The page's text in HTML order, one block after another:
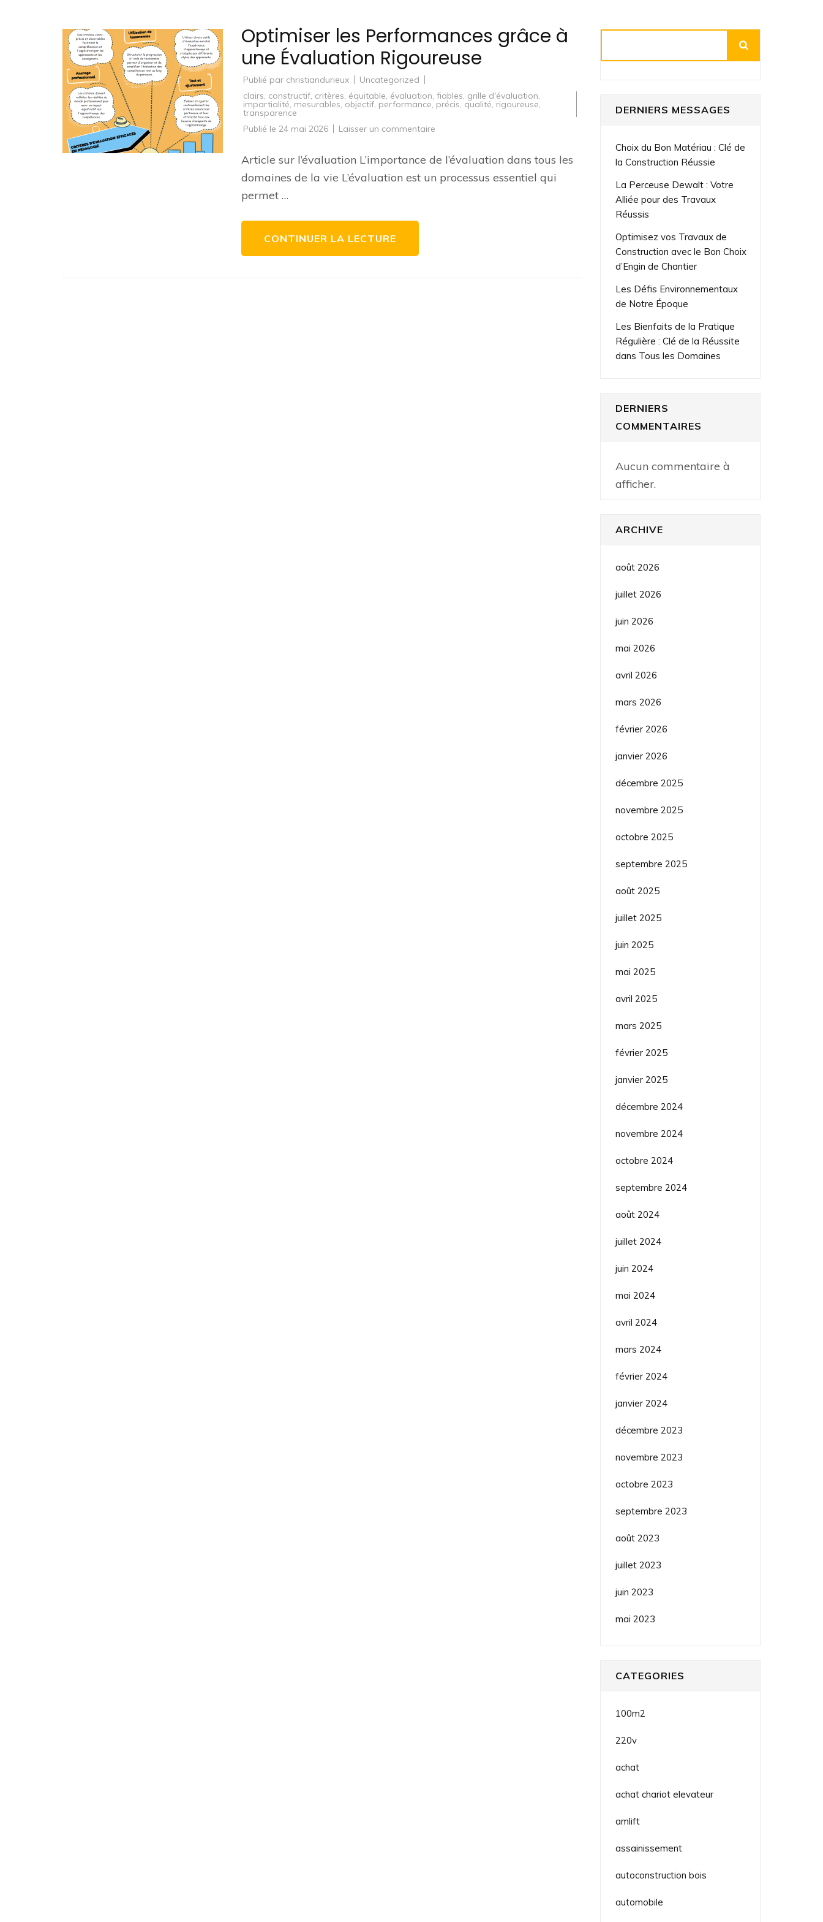
Optimiser les Performances grâce à
une Évaluation Rigoureuse
Publié par christiandurieux
Uncategorized
clairs, constructif, critères, équitable, évaluation, fiables, grille d'évaluation,
impartialité, mesurables, objectif, performance, précis, qualité, rigoureuse,
transparence
Publié le 24 mai 2026 Laisser un commentaire
Performances
grâce
une
Article sur l’évaluation L’importance de l’évaluation dans tous les
domaines de la vie L’évaluation est un processus essentiel qui
permet …
CONTINUER LA LECTURE
DERNIERS MESSAGES
Choix du Bon Matériau : Clé de
la Construction Réussie
La Perceuse Dewalt : Votre
Alliée pour des Travaux
Réussis
Optimisez vos Travaux de
Construction avec le Bon Choix
d’Engin de Chantier
Les Défis Environnementaux
de Notre Époque
Les Bienfaits de la Pratique
Régulière : Clé de la Réussite
dans Tous les Domaines
DERNIERS
COMMENTAIRES
Aucun commentaire à
afficher.
ARCHIVE
août 2026
juillet 2026
juin 2026
mai 2026
avril 2026
mars 2026
février 2026
janvier 2026
décembre 2025
novembre 2025
octobre 2025
septembre 2025
août 2025
juillet 2025
juin 2025
mai 2025
avril 2025
mars 2025
février 2025
janvier 2025
décembre 2024
novembre 2024
octobre 2024
septembre 2024
août 2024
juillet 2024
juin 2024
mai 2024
avril 2024
mars 2024
février 2024
janvier 2024
décembre 2023
novembre 2023
octobre 2023
septembre 2023
août 2023
juillet 2023
juin 2023
mai 2023
CATEGORIES
100m2
220v
achat
achat chariot elevateur
amlift
assainissement
autoconstruction bois
automobile